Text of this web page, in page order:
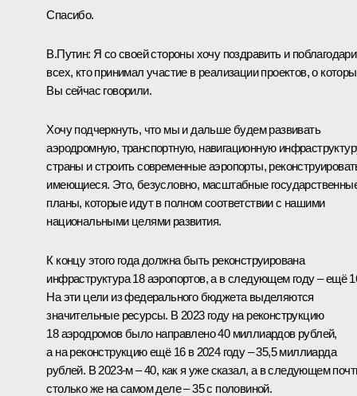
Спасибо.
В.Путин: Я со своей стороны хочу поздравить и
всех, кто принимал участие в реализации проектов, о
Вы сейчас говорили.
Хочу подчеркнуть, что мы и дальше будем развивать
аэродромную, транспортную, навигационную
страны и строить современные аэропорты,
имеющиеся. Это, безусловно, масштабные
планы, которые идут в полном соответствии с нашими
национальными целями развития.
К концу этого года должна быть реконструирована
инфраструктура 18 аэропортов, а в следующем году – ещё
На эти цели из федерального бюджета выделяются
значительные ресурсы. В 2023 году на реконструкцию
18 аэродромов было направлено 40 миллиардов рублей,
а на реконструкцию ещё 16 в 2024 году – 35,5 миллиарда
рублей. В 2023-м – 40, как я уже сказал, а в следующем
столько же на самом деле – 35 с половиной.